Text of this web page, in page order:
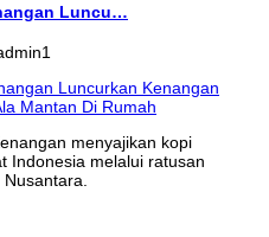
Luncu…
menyajikan kopi
Indonesia melalui ratusan